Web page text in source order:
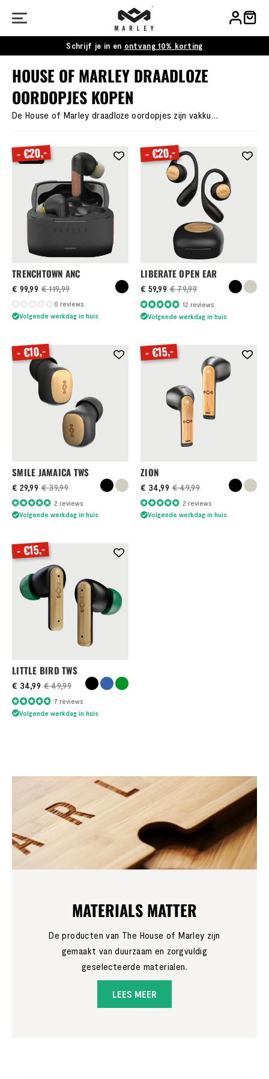
Schrijf je in en ontvang 10% korting
HOUSE OF MARLEY DRAADLOZE
OORDOPJES KOPEN
De House of Marley draadloze oordopjes zijn vakkundig gemaakt om rijke, nauwkeurige audio te leveren en tegelijkertijd optimaal comfort te bieden. Het scala aan moderne ontwerpen levert een indrukwekkend geluid uit hoogwaardige, milieubewuste materialen.
NEW
TRENCHTOWN ANC
€ 99,99
- €20,-
€ 119,99
Volgende werkdag in huis
0 reviews
LIBERATE OPEN EAR
€ 59,99
- €20,-
€ 79,99
Volgende werkdag in huis
Waardering:
98%
12reviews
SMILE JAMAICA TWS
€ 29,99
- €10,-
€ 39,99
Volgende werkdag in huis
Waardering:
100%
2reviews
ZION
€ 34,99
- €15,-
€ 49,99
Volgende werkdag in huis
Waardering:
100%
2reviews
LITTLE BIRD TWS
€ 34,99
- €15,-
€ 49,99
Volgende werkdag in huis
Waardering:
97%
7reviews
MATERIALS MATTER
De producten van The House of Marley zijn
gemaakt van duurzaam en zorgvuldig
geselecteerde materialen.
LEES MEER